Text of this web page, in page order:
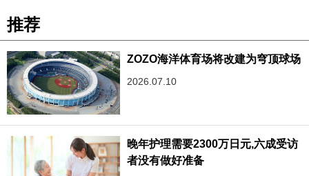
推荐
ZOZO海洋体育场将改建为穹顶球场
2026.07.10
晚年护理需要2300万日元,六成受访
者没有做好准备